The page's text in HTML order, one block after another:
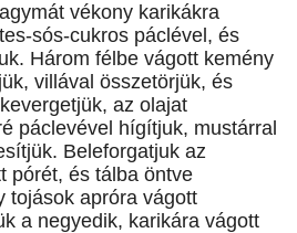
vékony karikákra
sós-cukros páclével, és
Három félbe vágott kemény
villával összetörjük, és
az olajat
páclevével hígítjuk, mustárral
Beleforgatjuk az
pórét, és tálba öntve
tojások apróra vágott
a negyedik, karikára vágott